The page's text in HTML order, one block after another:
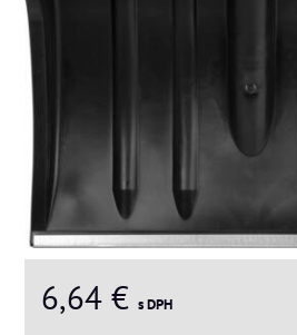
6,64 € s DPH